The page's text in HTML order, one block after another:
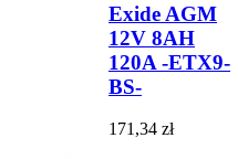
Exide AGM
12V 8AH
120A -ETX9-
BS-
171,34 zł